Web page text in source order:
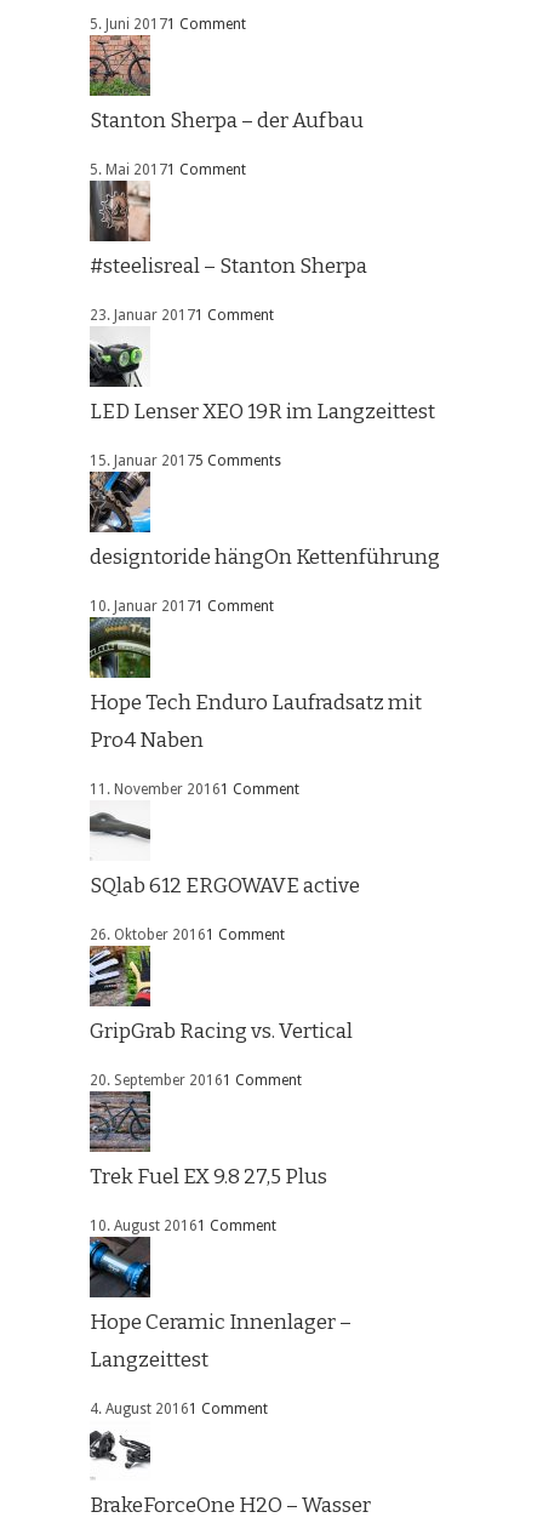
5. Juni 20171 Comment
Stanton Sherpa – der Aufbau
5. Mai 20171 Comment
#steelisreal – Stanton Sherpa
23. Januar 20171 Comment
LED Lenser XEO 19R im Langzeittest
15. Januar 20175 Comments
designtoride hängOn Kettenführung
10. Januar 20171 Comment
Hope Tech Enduro Laufradsatz mit
Pro4 Naben
11. November 20161 Comment
SQlab 612 ERGOWAVE active
26. Oktober 20161 Comment
GripGrab Racing vs. Vertical
20. September 20161 Comment
Trek Fuel EX 9.8 27,5 Plus
10. August 20161 Comment
Hope Ceramic Innenlager –
Langzeittest
4. August 20161 Comment
BrakeForceOne H2O – Wasser